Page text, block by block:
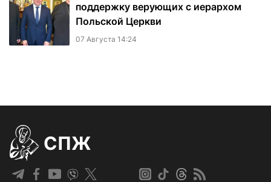
поддержку верующих с иерархом
Польской Церкви
07 Августа 14:24
СПЖ